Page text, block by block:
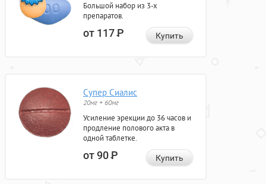
Большой набор из 3-х
препаратов.
от 117Р Купить
Супер Сиалис
20мг + 60мг
Усиление эрекции до 36 часов и
продление полового акта в
одной таблетке.
от 90Р Купить